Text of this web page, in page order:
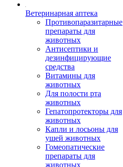
Ветеринарная аптека
Противопаразитарные
препараты для
животных
Антисептики и
дезинфицирующие
средства
Витамины для
животных
Для полости рта
животных
Гепатопротекторы для
животных
Капли и лосьоны для
ушей животных
Гомеопатические
препараты для
животных